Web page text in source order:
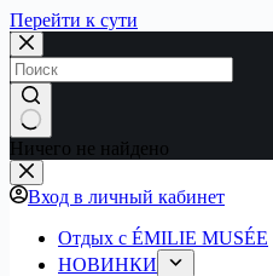
Перейти к сути
Ничего не найдено
Вход в личный кабинет
Отдых с ÉMILIE MUSÉE
НОВИНКИ